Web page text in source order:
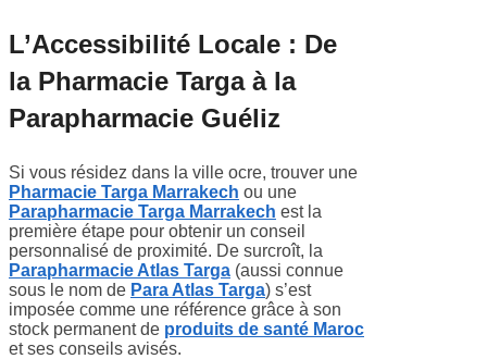
L’Accessibilité Locale : De
la Pharmacie Targa à la
Parapharmacie Guéliz
Si vous résidez dans la ville ocre, trouver une
Pharmacie Targa Marrakech ou une
Parapharmacie Targa Marrakech est la
première étape pour obtenir un conseil
personnalisé de proximité. De surcroît, la
Parapharmacie Atlas Targa (aussi connue
sous le nom de Para Atlas Targa) s’est
imposée comme une référence grâce à son
stock permanent de produits de santé Maroc
et ses conseils avisés.